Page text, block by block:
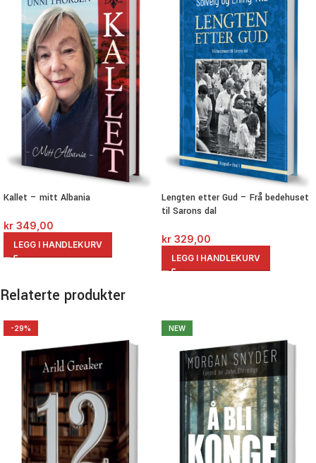
Kallet – mitt Albania
kr 349,00
LEGG I HANDLEKURV
Lengten etter Gud – Frå bedehuset
til Sarons dal
kr 329,00
LEGG I HANDLEKURV
Relaterte produkter
-29% NEW